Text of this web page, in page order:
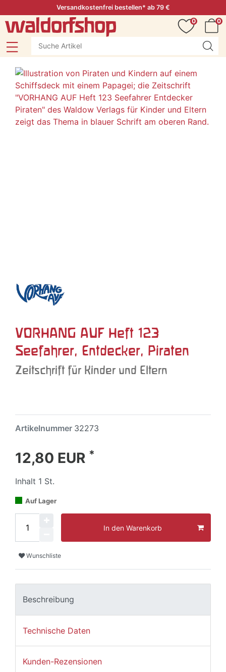
Versandkostenfrei bestellen* ab 79 €
0
0
VORHANG AUF Heft 123
Seefahrer, Entdecker, Piraten
Zeitschrift für Kinder und Eltern
Artikelnummer 32273
12,80 EUR *
Inhalt 1 St.
Auf Lager
In den Warenkorb
Wunschliste
Beschreibung
Technische Daten
Kunden-Rezensionen